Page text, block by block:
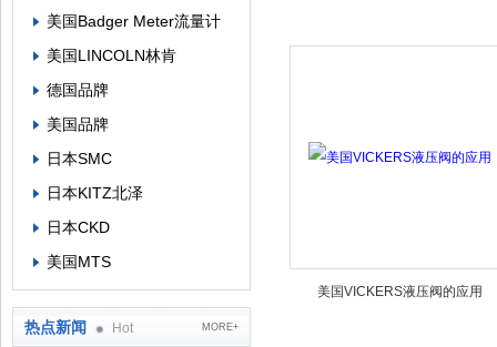
美国Badger Meter流量计
美国LINCOLN林肯
德国品牌
美国品牌
日本SMC
日本KITZ北泽
日本CKD
美国MTS
热点新闻 Hot MORE+
美国VICKERS液压阀的应用